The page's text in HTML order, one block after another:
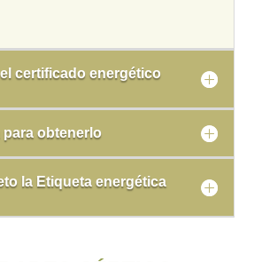
certificado energético
para obtenerlo
la Etiqueta energética